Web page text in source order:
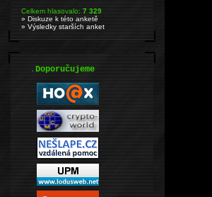
Celkem hlasovalo:7 329
» Diskuze k této anketě
» Výsledky starších anket
.Doporučujeme